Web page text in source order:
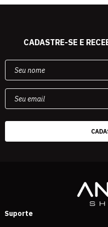
CADASTRE-SE E
Suporte